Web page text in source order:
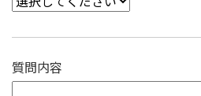
質問内容